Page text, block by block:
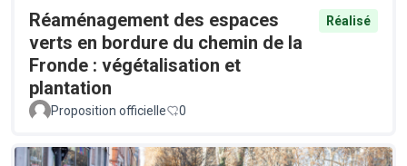
Réaménagement des espaces
verts en bordure du chemin de la
Fronde : végétalisation et
plantation
Réalisé
Proposition officielle 0